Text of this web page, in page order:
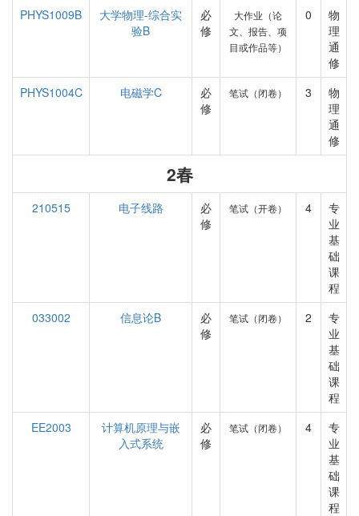
PHYS1009B
大学物理-综合实
验B
必
修
大作业（论
文、报告、项
目或作品等）
0
物
理
通
修
PHYS1004C
电磁学C
必
修
笔试（闭卷） 3
物
理
通
修
2春
210515 电子线路
必
修
笔试（开卷） 4
专
业
基
础
课
程
033002
信息论B
必
修
笔试（闭卷） 2
专
业
基
础
课
程
EE2003
计算机原理与嵌
入式系统
必
修
笔试（闭卷） 4
专
业
基
础
课
程